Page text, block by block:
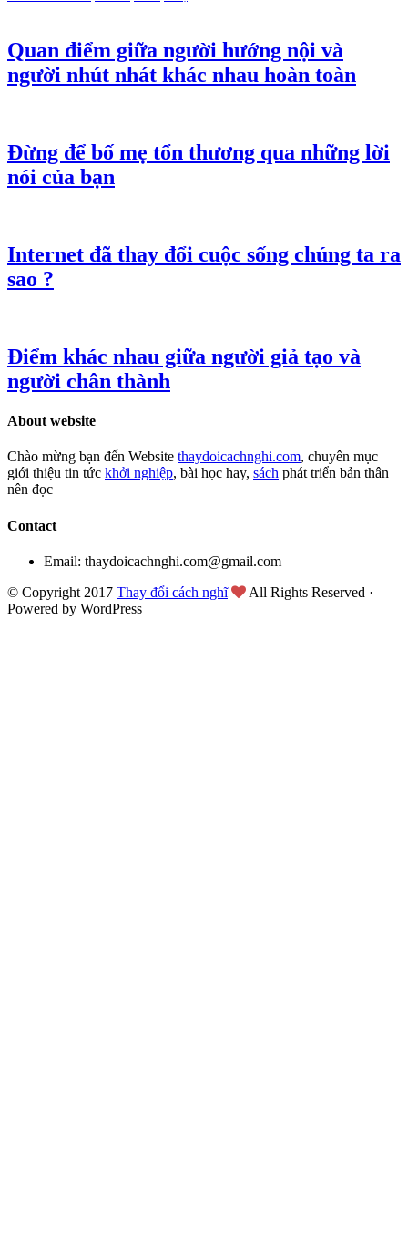
Quan điểm giữa người hướng nội và
người nhút nhát khác nhau hoàn toàn
Đừng để bố mẹ tổn thương qua những lời
nói của bạn
Internet đã thay đổi cuộc sống chúng ta ra
sao ?
Điểm khác nhau giữa người giả tạo và
người chân thành
About website
Chào mừng bạn đến Website thaydoicachnghi.com, chuyên mục
giới thiệu tin tức khởi nghiệp, bài học hay, sách phát triển bản thân
nên đọc
Contact
Email: thaydoicachnghi.com@gmail.com
© Copyright 2017 Thay đổi cách nghĩ
All Rights Reserved ·
Powered by WordPress